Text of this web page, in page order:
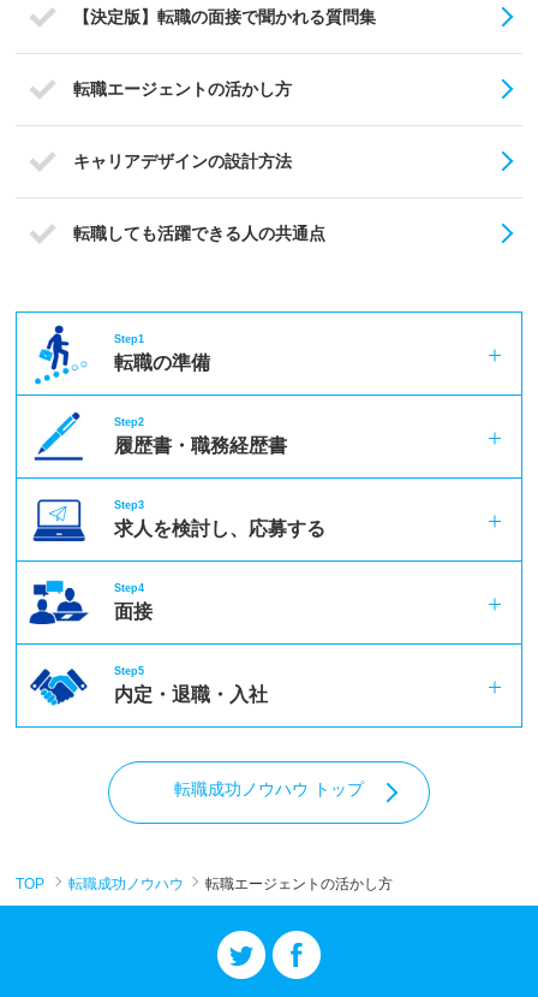
【決定版】転職の面接で聞かれる質問集
転職エージェントの活かし方
キャリアデザインの設計方法
転職しても活躍できる人の共通点
Step1
転職の準備
Step2
履歴書・職務経歴書
Step3
求人を検討し、応募する
Step4
面接
Step5
内定・退職・入社
転職成功ノウハウ トップ
TOP 転職成功ノウハウ 転職エージェントの活かし方